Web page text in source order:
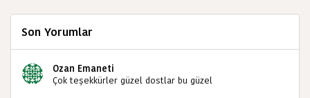
Son Yorumlar
Ozan Emaneti
Çok teşekkürler güzel dostlar bu güzel